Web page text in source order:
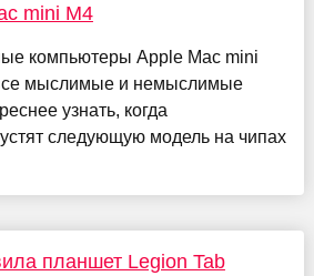
mini M4
компьютеры Apple Mac mini
мыслимые и немыслимые
узнать, когда
следующую модель на чипах
планшет Legion Tab